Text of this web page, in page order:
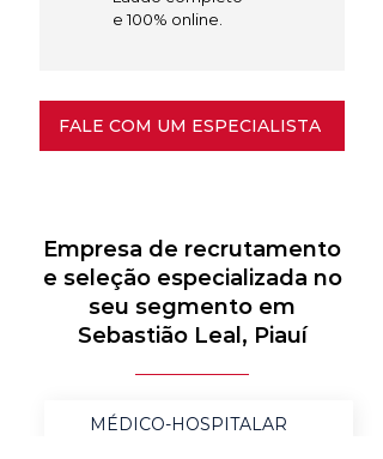
e 100% online.
FALE COM UM ESPECIALISTA
Empresa de recrutamento
e seleção especializada no
seu segmento em
Sebastião Leal, Piauí
MÉDICO-HOSPITALAR